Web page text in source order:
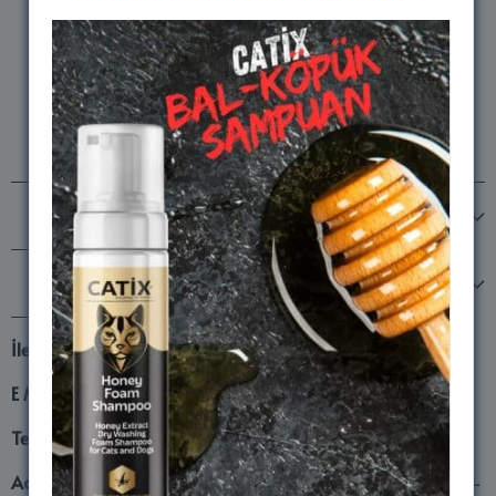
Bizi takip edin
MARKALARIMIZ
Şirketimiz
İletişim
E Maillifesand16@hotmail.com
Telefon
0532 659 09 16
AdresFatsa Org.San. Böl. Mehmet Akif Beşik Sokak No8/1-